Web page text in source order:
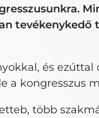
tevékenykedő
és
a kongresszus
több